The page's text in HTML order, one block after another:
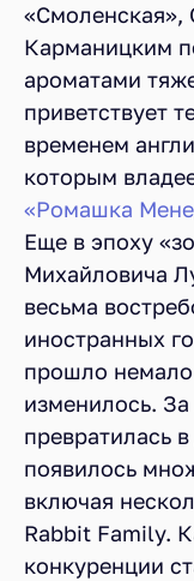
Карманицким
ароматами
приветствует
временем
которым
«Ромашка
Еще в эпоху
Михайловича
весьма
иностранных
прошло
изменилось.
превратилась
появилось
включая
Rabbit Family.
конкуренции